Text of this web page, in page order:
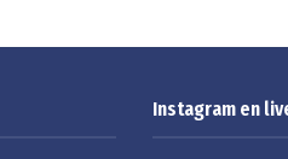
Instagram en